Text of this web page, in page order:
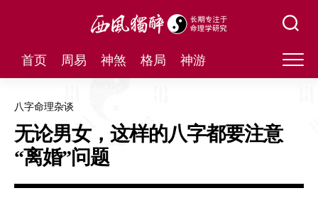
首页 周易 神煞 格局 神游
八字命理杂谈
无论男女，这样的八字都要注意
“离婚”问题